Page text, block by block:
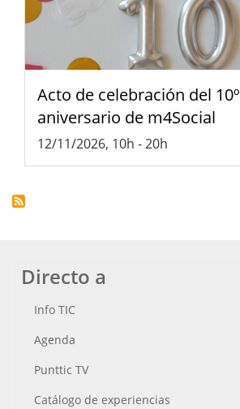
Acto de celebración del 10º
aniversario de m4Social
12/11/2026, 10h -20h
Directo a
Info TIC
Agenda
Punttic TV
Catálogo de experiencias